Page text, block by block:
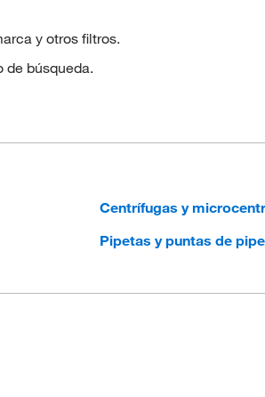
y otros filtros.
de búsqueda.
Centrífugas y
Pipetas y puntas de